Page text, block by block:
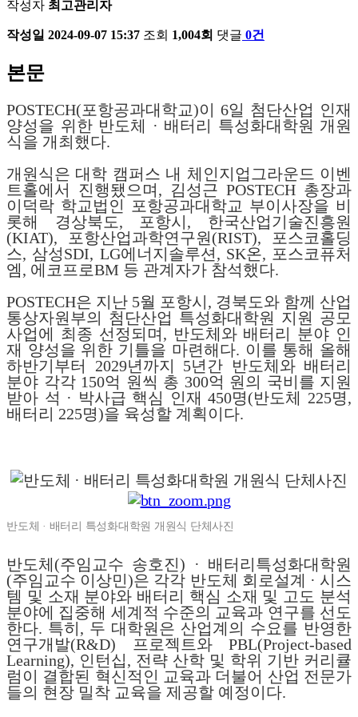
작성자 최고관리자
작성일 2024-09-07 15:37 조회 1,004회 댓글 0건
본문
POSTECH(포항공과대학교)이 6일 첨단산업 인재
양성을 위한 반도체 · 배터리 특성화대학원 개원
식을 개최했다.
개원식은 대학 캠퍼스 내 체인지업그라운드 이벤
트홀에서 진행됐으며, 김성근 POSTECH 총장과
이덕락 학교법인 포항공과대학교 부이사장을 비
롯해 경상북도, 포항시, 한국산업기술진흥원
(KIAT), 포항산업과학연구원(RIST), 포스코홀딩
스, 삼성SDI, LG에너지솔루션, SK온, 포스코퓨처
엠, 에코프로BM 등 관계자가 참석했다.
POSTECH은 지난 5월 포항시, 경북도와 함께 산업
통상자원부의 첨단산업 특성화대학원 지원 공모
사업에 최종 선정되며, 반도체와 배터리 분야 인
재 양성을 위한 기틀을 마련해다. 이를 통해 올해
하반기부터 2029년까지 5년간 반도체와 배터리
분야 각각 150억 원씩 총 300억 원의 국비를 지원
받아 석 · 박사급 핵심 인재 450명(반도체 225명,
배터리 225명)을 육성할 계획이다.
반도체 · 배터리 특성화대학원 개원식 단체사진
반도체(주임교수 송호진) · 배터리특성화대학원
(주임교수 이상민)은 각각 반도체 회로설계 · 시스
템 및 소재 분야와 배터리 핵심 소재 및 고도 분석
분야에 집중해 세계적 수준의 교육과 연구를 선도
한다. 특히, 두 대학원은 산업계의 수요를 반영한
연구개발(R&D) 프로젝트와 PBL(Project-based
Learning), 인턴십, 전략 산학 및 학위 기반 커리큘
럼이 결합된 혁신적인 교육과 더불어 산업 전문가
들의 현장 밀착 교육을 제공할 예정이다.